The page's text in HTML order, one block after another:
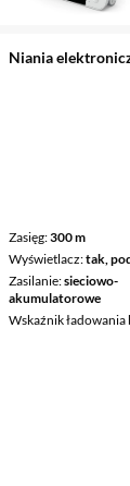
Niania
Zasięg 300 m
Wyświetlacz tak,
Zasilanie sieciowo-
akumulatorowe
Wskaźnik